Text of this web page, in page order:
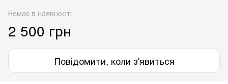
Немає в наявності
2 500 грн
Повідомити, коли з'явиться